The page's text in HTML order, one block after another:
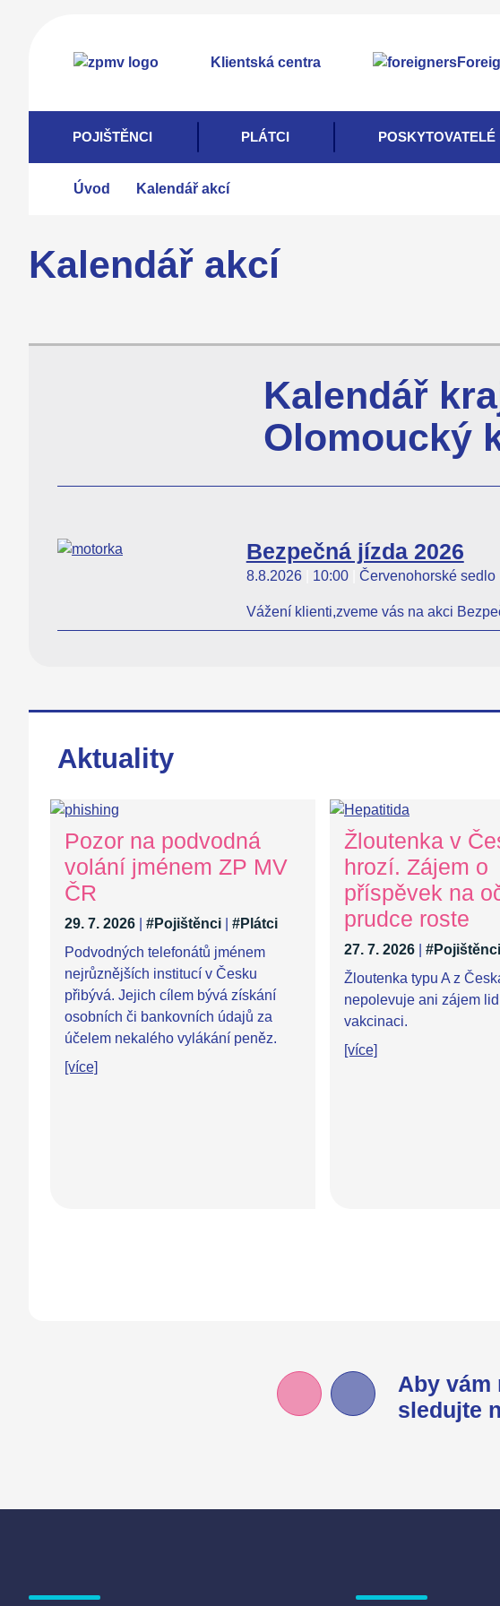
Klientská centra
POJIŠTĚNCI PLÁTCI POSKYTOVATELÉ
Úvod Kalendář akcí
Kalendář akcí
Kalendář
Olomoucký
Bezpečná jízda 2026
8.8.2026 10:00 Červenohorské sedlo
Vážení klienti,zveme vás na akci
Aktuality
Pozor na podvodná
volání jménem ZP MV
ČR
29. 7. 2026 #Pojištěnci
#Plátci
Podvodných telefonátů jménem
nejrůznějších institucí v Česku
přibývá. Jejich cílem bývá získání
osobních či bankovních údajů za
účelem nekalého vylákání peněz.
[více]
Žloutenka v
hrozí. Zájem o
příspěvek na
prudce roste
27. 7. 2026 #Pojištěnci
Žloutenka typu A z
nepolevuje ani zájem
vakcinaci.
[více]
Aby vám
sledujte